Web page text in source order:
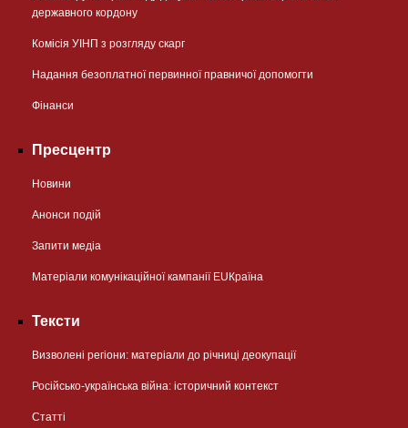
державного кордону
Комісія УІНП з розгляду скарг
Надання безоплатної первинної правничої допомогти
Фінанси
Пресцентр
Новини
Анонси подій
Запити медіа
Матеріали комунікаційної кампанії EUКраїна
Тексти
Визволені регіони: матеріали до річниці деокупації
Російсько-українська війна: історичний контекст
Статті